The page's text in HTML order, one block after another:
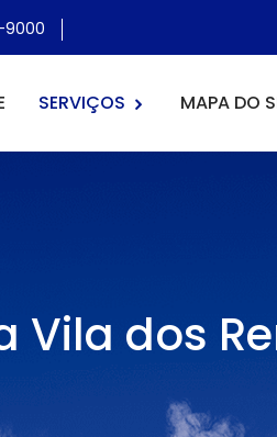
9000
SERVIÇOS MAPA DO
Vila dos